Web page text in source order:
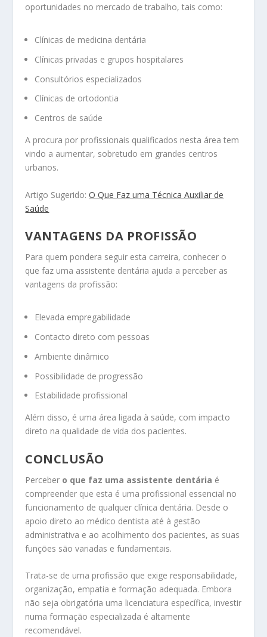
oportunidades no mercado de trabalho, tais como:
Clínicas de medicina dentária
Clínicas privadas e grupos hospitalares
Consultórios especializados
Clínicas de ortodontia
Centros de saúde
A procura por profissionais qualificados nesta área tem
vindo a aumentar, sobretudo em grandes centros
urbanos.
Artigo Sugerido:O Que Faz uma Técnica Auxiliar de
Saúde
VANTAGENS DA PROFISSÃO
Para quem pondera seguir esta carreira, conhecer o
que faz uma assistente dentária ajuda a perceber as
vantagens da profissão:
Elevada empregabilidade
Contacto direto com pessoas
Ambiente dinâmico
Possibilidade de progressão
Estabilidade profissional
Além disso, é uma área ligada à saúde, com impacto
direto na qualidade de vida dos pacientes.
CONCLUSÃO
Perceber o que faz uma assistente dentária é
compreender que esta é uma profissional essencial no
funcionamento de qualquer clínica dentária. Desde o
apoio direto ao médico dentista até à gestão
administrativa e ao acolhimento dos pacientes, as suas
funções são variadas e fundamentais.
Trata-se de uma profissão que exige responsabilidade,
organização, empatia e formação adequada. Embora
não seja obrigatória uma licenciatura específica, investir
numa formação especializada é altamente
recomendável.